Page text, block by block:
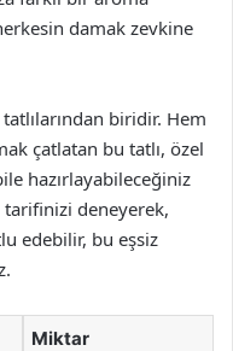
damak zevkine
tatlılarından biridir. Hem
çatlatan bu tatlı, özel
hazırlayabileceğiniz
tarifinizi deneyerek,
edebilir, bu eşsiz
Miktar